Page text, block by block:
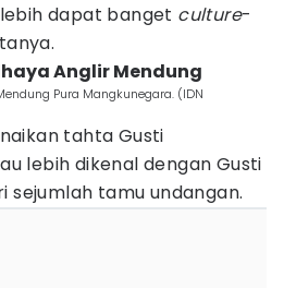
dapat banget culture-
Anglir Mendung
Pura Mangkunegara. (IDN
tahta Gusti
lebih dikenal dengan Gusti
sejumlah tamu undangan.